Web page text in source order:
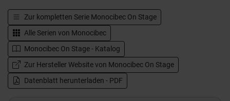
Zur kompletten Serie Monocibec On Stage
Alle Serien von Monocibec
Monocibec On Stage - Katalog
Zur Hersteller Website von Monocibec On Stage
Datenblatt herunterladen - PDF